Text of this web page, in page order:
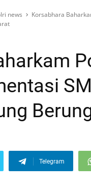
news
Korsabhara
Telegram